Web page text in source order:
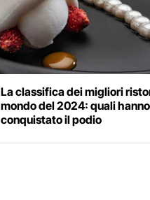
La classifica dei migliori
mondo del 2024: quali hanno
conquistato il podio